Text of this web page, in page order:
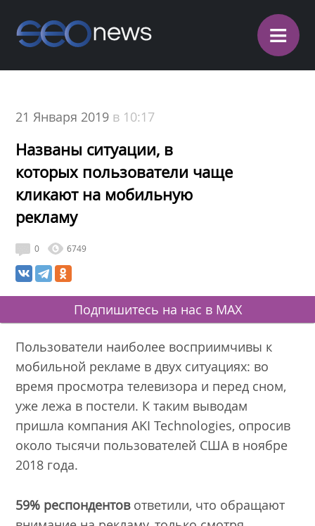
≡
21 Января 2019 в 10:17
Названы ситуации, в
которых пользователи чаще
кликают на мобильную
рекламу
0 6749
Подпишитесь на нас в MAX
Пользователи наиболее восприимчивы к
мобильной рекламе в двух ситуациях: во
время просмотра телевизора и перед сном,
уже лежа в постели. К таким выводам
пришла компания AKI Technologies, опросив
около тысячи пользователей США в ноябре
2018 года.
59% респондентовответили, что обращают